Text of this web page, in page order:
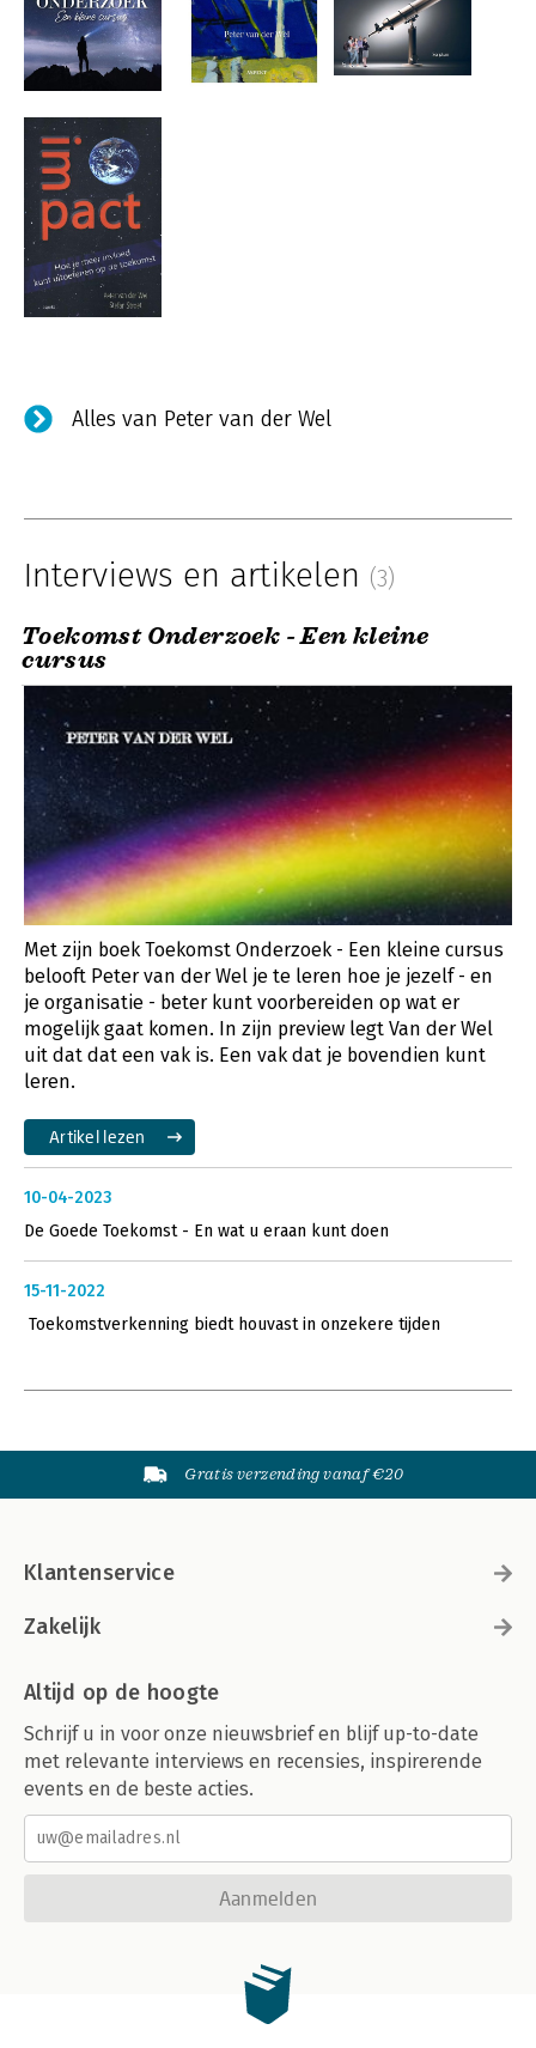
Alles van Peter van der Wel
Interviews en artikelen (3)
Toekomst Onderzoek - Een kleine
cursus
Met zijn boek Toekomst Onderzoek - Een kleine cursus
belooft Peter van der Wel je te leren hoe je jezelf - en
je organisatie - beter kunt voorbereiden op wat er
mogelijk gaat komen. In zijn preview legt Van der Wel
uit dat dat een vak is. Een vak dat je bovendien kunt
leren.
Artikel lezen
10-04-2023
De Goede Toekomst - En wat u eraan kunt doen
15-11-2022
Toekomstverkenning biedt houvast in onzekere tijden
Gratis verzending vanaf €20
Klantenservice
Zakelijk
Altijd op de hoogte
Schrijf u in voor onze nieuwsbrief en blijf up-to-date
met relevante interviews en recensies, inspirerende
events en de beste acties.
Aanmelden